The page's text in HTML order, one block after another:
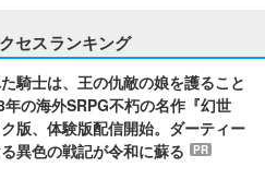
セスランキング
騎士は、王の仇敵の娘を護ること
の海外SRPG不朽の名作『幻世
版、体験版配信開始。ダーティー
異色の戦記が令和に蘇る
PR